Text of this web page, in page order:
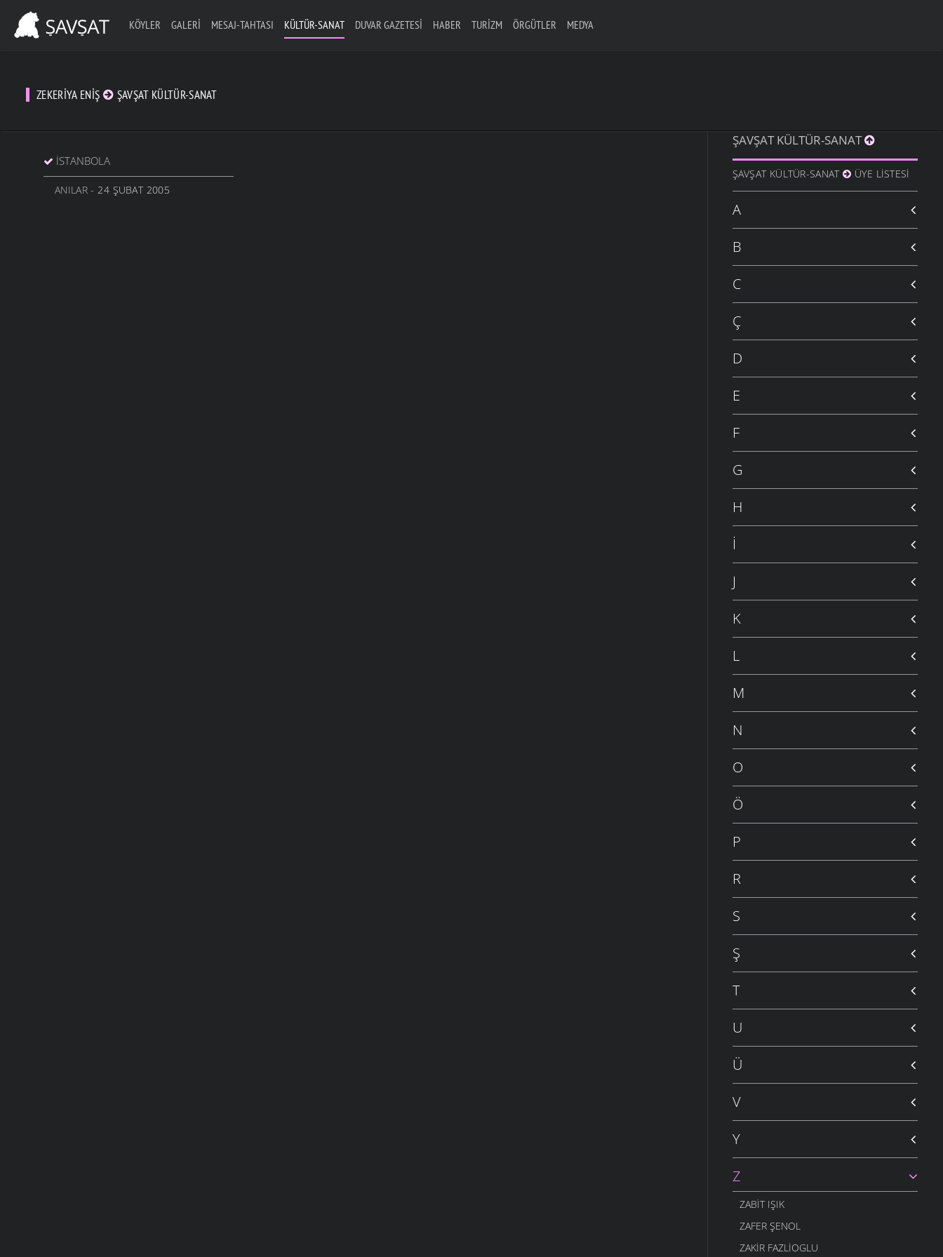
KÖYLER GALERI MESAJ-TAHTASI KÜLTÜR-SANAT DUVAR GAZETESI HABER TURIZM ÖRGÜTLER MEDYA
ZEKERIYA ENIŞ ŞAVŞAT KÜLTÜR-SANAT
İSTANBOLA
ANILAR- 24 ŞUBAT 2005
ŞAVŞAT KÜLTÜR-SANAT
ŞAVŞAT KÜLTÜR-SANAT ÜYE LISTESI
A
B
C
Ç
D
E
F
G
H
İ
J
K
L
M
N
O
Ö
P
R
S
Ş
T
U
Ü
V
Y
Z
ZABIT IŞIK
ZAFER ŞENOL
ZAKIR FAZLIOGLU